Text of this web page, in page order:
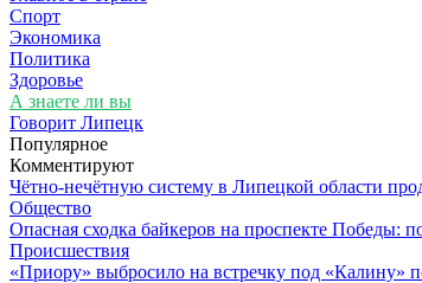
Спорт
Экономика
Политика
Здоровье
А знаете ли вы
Говорит Липецк
Популярное
Комментируют
Чётно-нечётную систему в Липецкой области
Общество
Опасная сходка байкеров на проспекте Победы:
Происшествия
«Приору» выбросило на встречку под «Калину»